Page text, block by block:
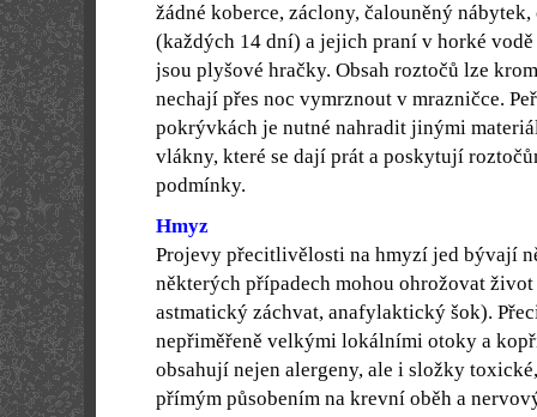
žádné koberce, záclony, čalouněný
(každých 14 dní) a jejich praní v horké vodě
jsou plyšové hračky. Obsah roztočů lze
nechají přes noc vymrznout v mrazničce.
pokrývkách je nutné nahradit jinými
vlákny, které se dají prát a poskytují
podmínky.
Hmyz
Projevy přecitlivělosti na hmyzí jed bývají
některých případech mohou ohrožovat
astmatický záchvat, anafylaktický šok).
nepřiměřeně velkými lokálními otoky a
obsahují nejen alergeny, ale i složky
přímým působením na krevní oběh a